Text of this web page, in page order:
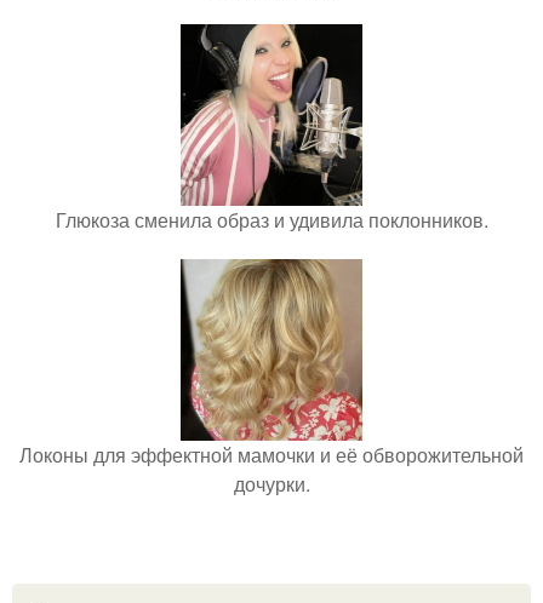
Глюкоза сменила образ и удивила поклонников.
Локоны для эффектной мамочки и её обворожительной
дочурки.